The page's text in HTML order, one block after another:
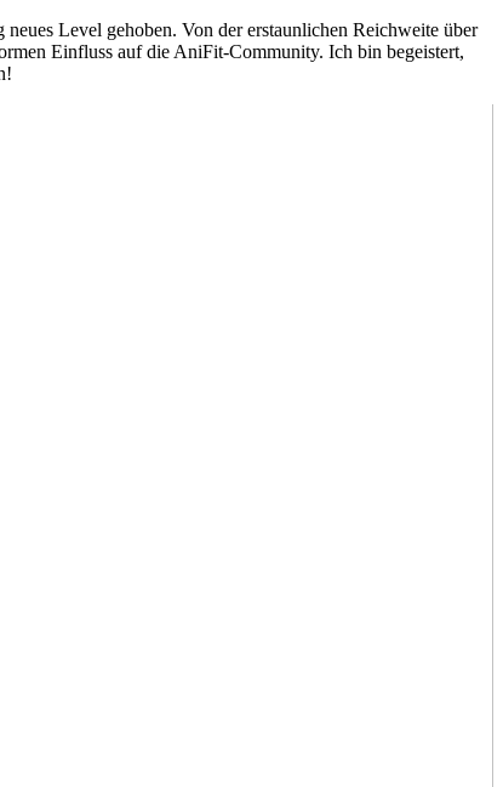
Level gehoben. Von der erstaunlichen Reichweite über
Einfluss auf die AniFit-Community. Ich bin begeistert,